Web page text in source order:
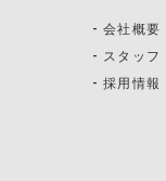
会社概要
スタッフ
採用情報